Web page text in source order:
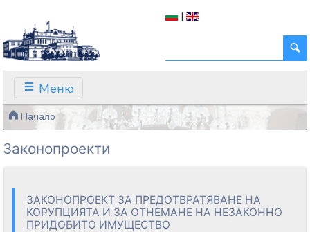
|
Меню
Начало
Законопроекти
ЗАКОНОПРОЕКТ ЗА ПРЕДОТВРАТЯВАНЕ НА
КОРУПЦИЯТА И ЗА ОТНЕМАНЕ НА НЕЗАКОННО
ПРИДОБИТО ИМУЩЕСТВО